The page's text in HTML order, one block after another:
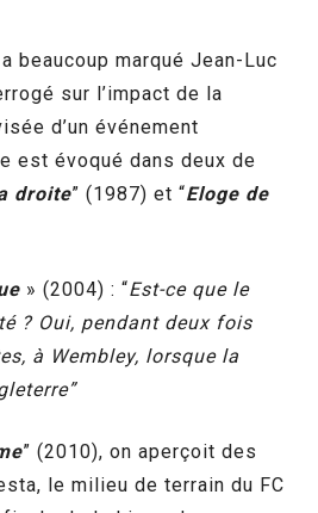
beaucoup marqué Jean-Luc
sur l’impact de la
d’un événement
est évoqué dans deux de
droite” (1987) et “Eloge de
» (2004) : “Est-ce que le
? Oui, pendant deux fois
à Wembley, lorsque la
” (2010), on aperçoit des
le milieu de terrain du FC